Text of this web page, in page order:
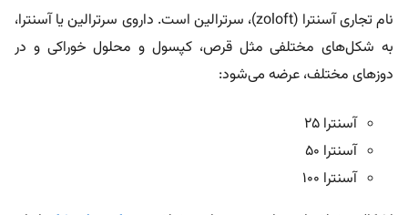
نام تجاری آسنترا (zoloft)، سرترالین است. داروی سرترالین یا آسنترا،
به شکل‌های مختلفی مثل قرص، کپسول و محلول خوراکی و در
دوزهای مختلف، عرضه می‌شود:
آسنترا 25
آسنترا 50
آسنترا 100